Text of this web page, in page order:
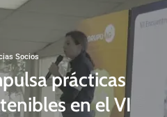
Socios
prácticas
en el VI